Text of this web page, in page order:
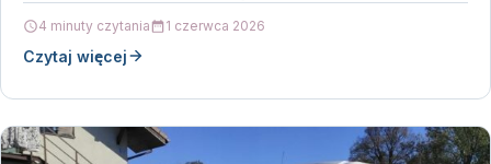
4 minuty czytania 1 czerwca 2026
Czytaj więcej